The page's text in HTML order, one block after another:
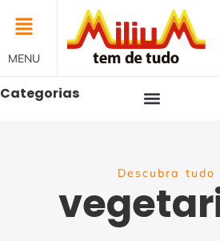
MENU
Categorias
Descubra tudo